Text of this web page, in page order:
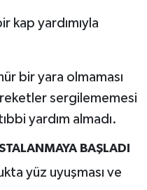
kap yardımıyla
bir yara olmaması
sergilememesi
yardım almadı.
BAŞLADI
yüz uyuşması ve